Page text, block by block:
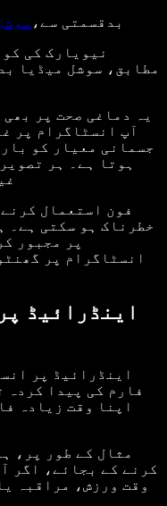
بدقسمتی سے،
نیویارک کی
مطابق، سوشل میڈیا
یہ دماغی صحت پر
آپ انسٹاگرام پر
جسمانی معیار کو
ہوتا ہے۔ ہر
فون استعمال
خطرناک ہو سکتی ہے۔
پر مجبور
انسٹاگرام پر
اینڈرائیڈ
اینڈرائیڈ پر
فارم کی پیدا کردہ
اپنا وقت زیادہ
کرنے کے بجائے، اگر
وقت ورزش، مراقبہ